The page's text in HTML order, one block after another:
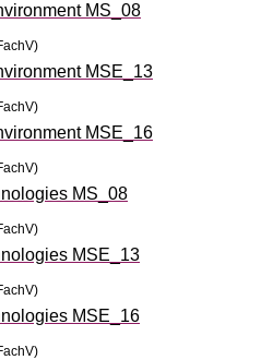
MS_08
MSE_13
MSE_16
MS_08
MSE_13
MSE_16